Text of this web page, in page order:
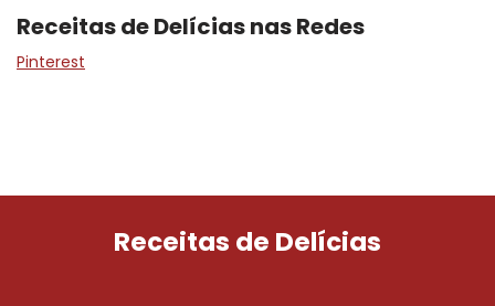
Receitas de Delícias nas Redes
Pinterest
Receitas de Delícias